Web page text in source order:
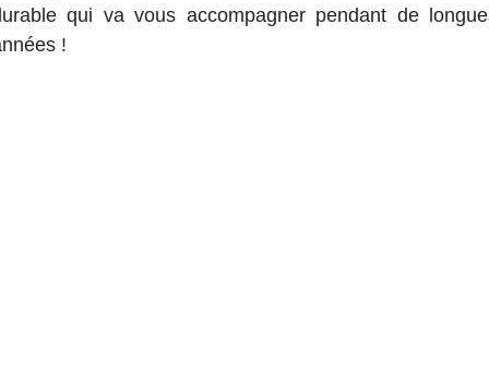
qui va vous accompagner pendant de
!